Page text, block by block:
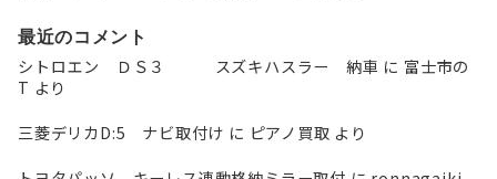
最近のコメント
シトロエン ＤＳ３ スズキハスラー 納車 に 富士市の
T より
三菱デリカD:5 ナビ取付け に ピアノ買取 より